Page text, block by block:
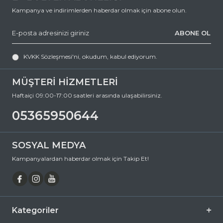
MÜŞTERİ HİZMETLERİ
Haftaiçi 09:00-17:00 saatleri arasında ulaşabilirsiniz.
05365950644
Kampanya ve indirimlerden haberdar olmak için abone olun.
ABONE OL
KVKK Sözleşmesi'ni, okudum, kabul ediyorum.
SOSYAL MEDYA
Kampanyalardan haberdar olmak için Takip Et!
Kategoriler